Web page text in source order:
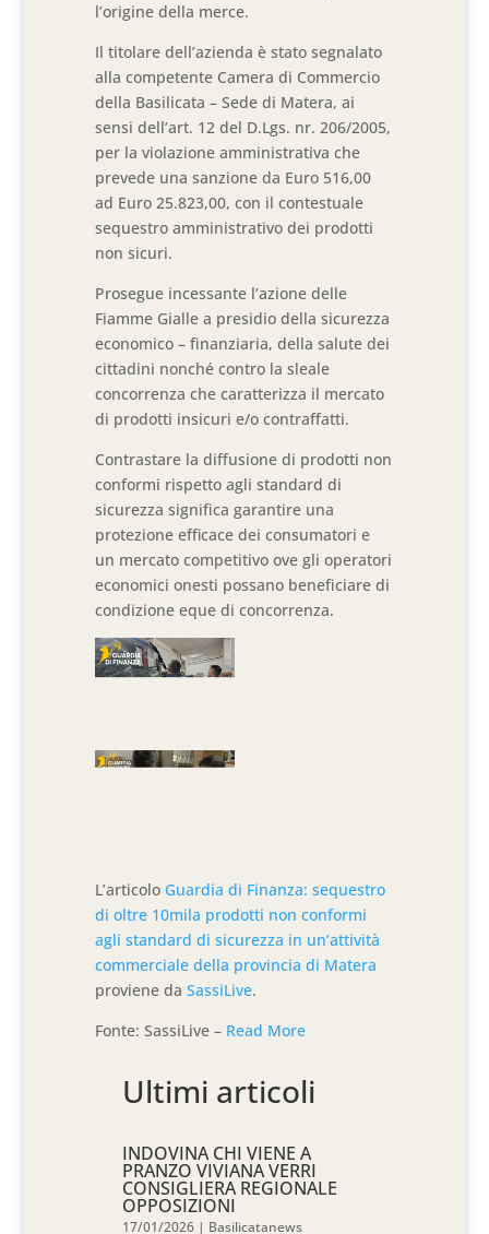
l’origine della merce.
Il titolare dell’azienda è stato segnalato
alla competente Camera di Commercio
della Basilicata – Sede di Matera, ai
sensi dell’art. 12 del D.Lgs. nr. 206/2005,
per la violazione amministrativa che
prevede una sanzione da Euro 516,00
ad Euro 25.823,00, con il contestuale
sequestro amministrativo dei prodotti
non sicuri.
Prosegue incessante l’azione delle
Fiamme Gialle a presidio della sicurezza
economico – finanziaria, della salute dei
cittadini nonché contro la sleale
concorrenza che caratterizza il mercato
di prodotti insicuri e/o contraffatti.
Contrastare la diffusione di prodotti non
conformi rispetto agli standard di
sicurezza significa garantire una
protezione efficace dei consumatori e
un mercato competitivo ove gli operatori
economici onesti possano beneficiare di
condizione eque di concorrenza.
L’articolo Guardia di Finanza: sequestro
di oltre 10mila prodotti non conformi
agli standard di sicurezza in un’attività
commerciale della provincia di Matera
proviene daSassiLive.
Fonte: SassiLive – Read More
Ultimi articoli
INDOVINA CHI VIENE A
PRANZO VIVIANA VERRI
CONSIGLIERA REGIONALE
OPPOSIZIONI
17/01/2026 | Basilicatanews